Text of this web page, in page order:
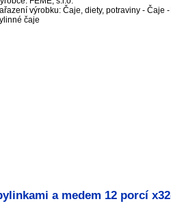
výrobku: Čaje, diety, potraviny - Čaje
čaje
a medem 12 porcí